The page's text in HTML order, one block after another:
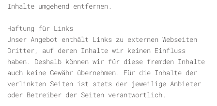
Inhalte umgehend entfernen.
Haftung für Links
Unser Angebot enthält Links zu externen Webseiten
Dritter, auf deren Inhalte wir keinen Einfluss
haben. Deshalb können wir für diese fremden Inhalte
auch keine Gewähr übernehmen. Für die Inhalte der
verlinkten Seiten ist stets der jeweilige Anbieter
oder Betreiber der Seiten verantwortlich.